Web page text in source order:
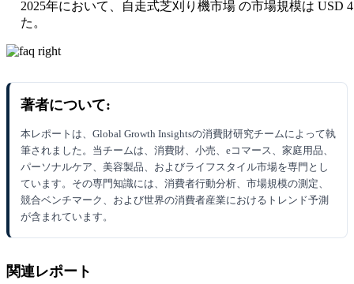
2025年において、自走式芝刈り機市場 の市場規模は USD
た。
著者について:
本レポートは、Global Growth Insightsの消費財研究チームによって執
筆されました。当チームは、消費財、小売、eコマース、家庭用品、
パーソナルケア、美容製品、およびライフスタイル市場を専門とし
ています。その専門知識には、消費者行動分析、市場規模の測定、
競合ベンチマーク、および世界の消費者産業におけるトレンド予測
が含まれています。
関連レポート